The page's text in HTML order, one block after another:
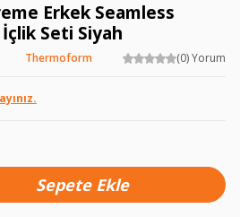
Erkek Seamless
Seti Siyah
Thermoform (0) Yorum
Sepete Ekle